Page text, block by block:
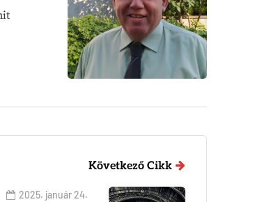
Következő Cikk
2025. január 24.